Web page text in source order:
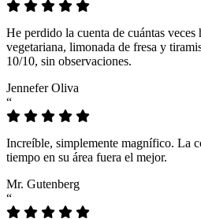
He perdido la cuenta de cuántas
vegetariana, limonada de fresa y
10/10, sin observaciones.
Jennefer Oliva
“
Increíble, simplemente magnífico. La
tiempo en su área fuera el mejor.
Mr. Gutenberg
“